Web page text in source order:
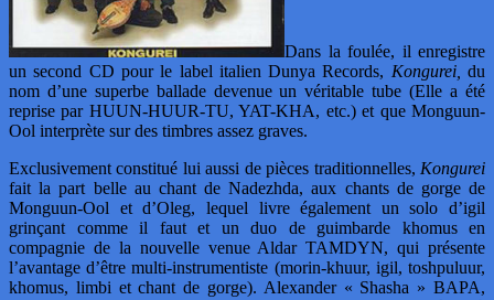
Dans la foulée, il enregistre
un second CD pour le label italien Dunya Records, Kongurei, du
nom d’une superbe ballade devenue un véritable tube (Elle a été
reprise par HUUN-HUUR-TU, YAT-KHA, etc.) et que Monguun-
Ool interprète sur des timbres assez graves.
Exclusivement constitué lui aussi de pièces traditionnelles, Kongurei
fait la part belle au chant de Nadezhda, aux chants de gorge de
Monguun-Ool et d’Oleg, lequel livre également un solo d’igil
grinçant comme il faut et un duo de guimbarde khomus en
compagnie de la nouvelle venue Aldar TAMDYN, qui présente
l’avantage d’être multi-instrumentiste (morin-khuur, igil, toshpuluur,
khomus, limbi et chant de gorge). Alexander « Shasha » BAPA,